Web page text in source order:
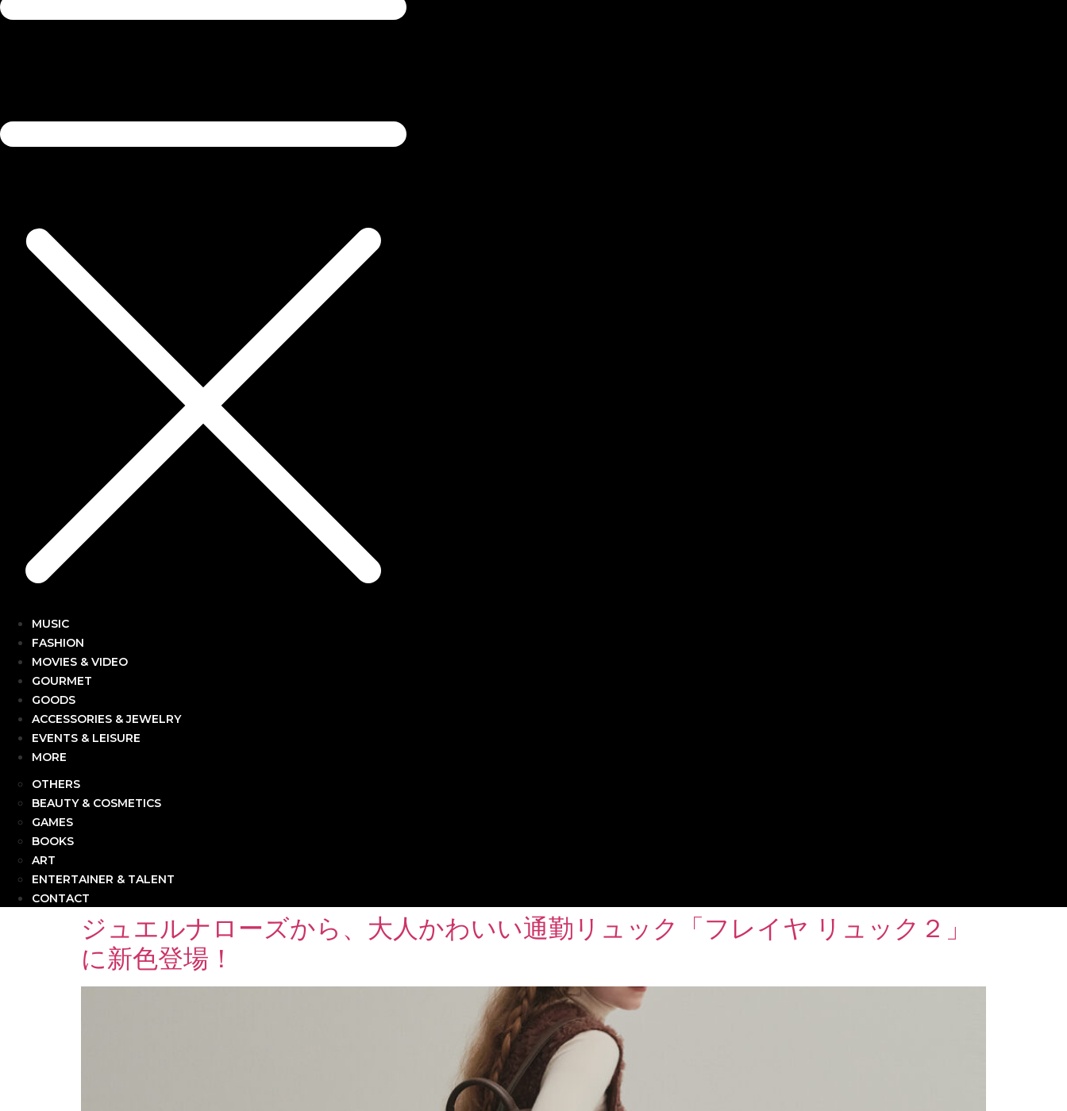
MUSIC
FASHION
MOVIES & VIDEO
GOURMET
GOODS
ACCESSORIES & JEWELRY
EVENTS & LEISURE
MORE
OTHERS
BEAUTY & COSMETICS
GAMES
BOOKS
ART
ENTERTAINER & TALENT
CONTACT
ジュエルナローズから、大人かわいい通勤リュック「フレイヤ リュック２」
に新色登場！